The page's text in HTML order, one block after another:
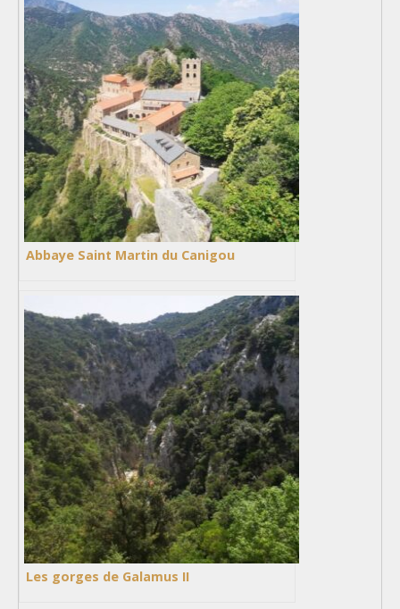
Abbaye Saint Martin du Canigou
Les gorges de Galamus II